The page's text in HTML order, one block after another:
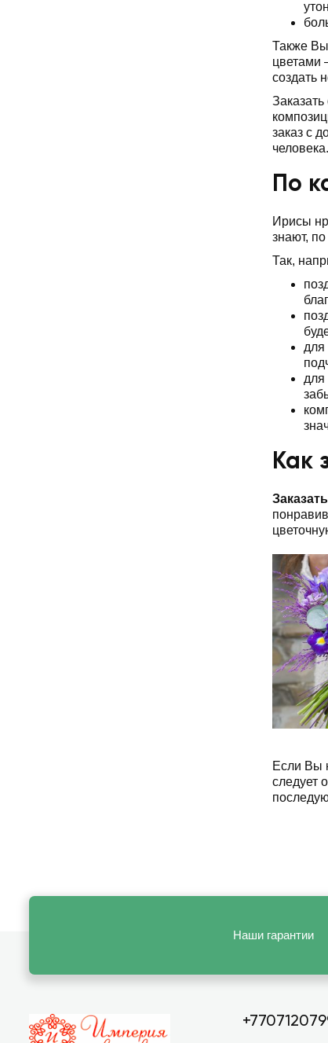
Также Вы
цветами
создать
заказ с
По
Ирисы
знают,
Так,
для
для
Как
Если Вы
следует
Наши гарантии